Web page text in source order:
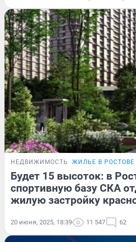
НЕДВИЖИМОСТЬ ЖИЛЬЕ В РОСТОВЕ
Будет 15 высоток: в
спортивную базу СКА
жилую застройку
20 июня, 2025, 18:39 11 547 62